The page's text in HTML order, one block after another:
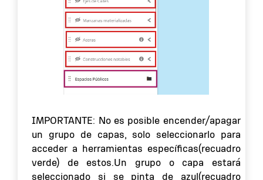
IMPORTANTE: No es posible encender/apagar
un grupo de capas, solo seleccionarlo para
acceder a herramientas específicas(recuadro
verde) de estos.Un grupo o capa estará
seleccionado si se pinta de azul(recuadro